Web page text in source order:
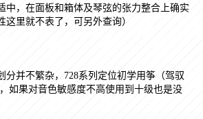
中，在面板和箱体及琴弦的张力整合上确实
里就不表了，可另外查询）
分并不繁杂， 728系列定位初学用筝（驾驭
如果对音色敏感度不高使用到十级也是没